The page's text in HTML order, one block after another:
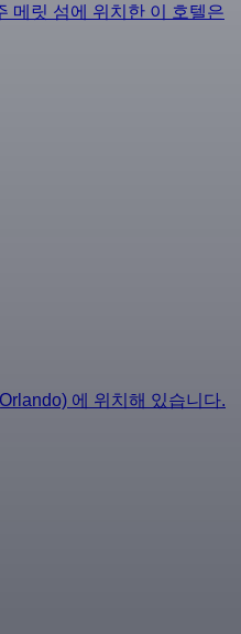
메릿 섬에 위치한 이 호텔은
에 위치해 있습니다.